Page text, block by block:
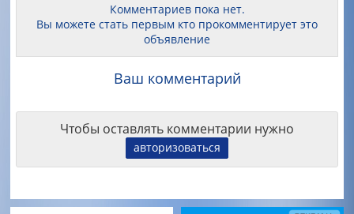
Комментариев пока нет.
Вы можете стать первым кто прокомментирует это
объявление
Ваш комментарий
Чтобы оставлять комментарии нужно
авторизоваться